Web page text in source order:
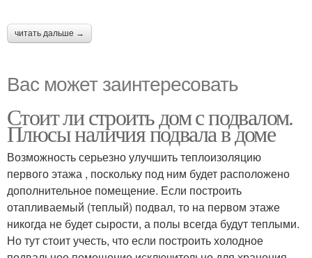
читать дальше →
Вас может заинтересовать
Стоит ли строить дом с подвалом.
Плюсы наличия подвала в доме
Возможность серьезно улучшить теплоизоляцию
первого этажа , поскольку под ним будет расположено
дополнительное помещение. Если построить
отапливаемый (теплый) подвал, то на первом этаже
никогда не будет сырости, а полы всегда будут теплыми.
Но тут стоит учесть, что если построить холодное